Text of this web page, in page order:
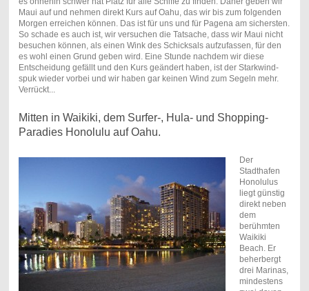
Maui auf und nehmen direkt Kurs auf Oahu, das wir bis zum folgenden
Morgen erreichen können. Das ist für uns und für Pagena am sichersten.
So schade es auch ist, wir versuchen die Tatsache, dass wir Maui nicht
besuchen können, als einen Wink des Schicksals aufzufassen, für den
es wohl einen Grund geben wird. Eine Stunde nachdem wir diese
Entscheidung gefällt und den Kurs geändert haben, ist der Starkwind-
spuk wieder vorbei und wir haben gar keinen Wind zum Segeln mehr.
Verrückt...
Mitten in Waikiki, dem Surfer-, Hula- und Shopping-
Paradies Honolulu auf Oahu.
Der
Stadthafen
Honolulus
liegt günstig
direkt neben
dem
berühmten
Waikiki
Beach. Er
beherbergt
drei Marinas,
mindestens